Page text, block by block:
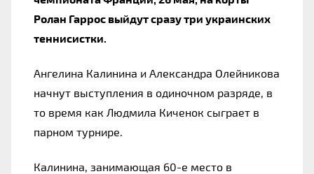
Ролан Гаррос выйдут сразу три украинских
теннисистки.
Ангелина Калинина и Александра Олейникова
начнут выступления в одиночном разряде, в
то время как Людмила Киченок сыграет в
парном турнире.
Калинина, занимающая 60-е место в